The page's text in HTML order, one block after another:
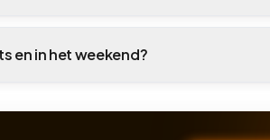
en in het weekend?